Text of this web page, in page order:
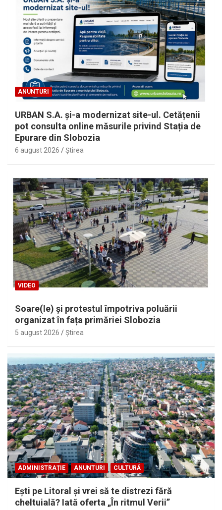
ANUNTURI
URBAN S.A. și-a modernizat site-ul. Cetățenii
pot consulta online măsurile privind Stația de
Epurare din Slobozia
6 august 2026 Ştirea
VIDEO
Soare(le) și protestul împotriva poluării
organizat în fața primăriei Slobozia
5 august 2026 Ştirea
ADMINISTRAȚIE ANUNTURI CULTURĂ
Eşti pe Litoral şi vrei să te distrezi fără
cheltuială? Iată oferta „În ritmul Verii”